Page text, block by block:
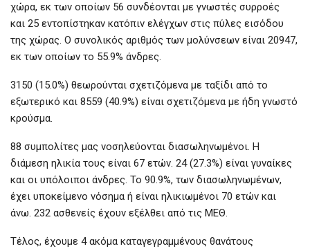
χώρα, εκ των οποίων 56 συνδέονται με γνωστές συρροές
και 25 εντοπίστηκαν κατόπιν ελέγχων στις πύλες εισόδου
της χώρας. Ο συνολικός αριθμός των μολύνσεων είναι 20947,
εκ των οποίων το 55.9% άνδρες.
3150 (15.0%) θεωρούνται σχετιζόμενα με ταξίδι από το
εξωτερικό και 8559 (40.9%) είναι σχετιζόμενα με ήδη γνωστό
κρούσμα.
88 συμπολίτες μας νοσηλεύονται διασωληνωμένοι. Η
διάμεση ηλικία τους είναι 67 ετών. 24 (27.3%) είναι γυναίκες
και οι υπόλοιποι άνδρες. To 90.9%, των διασωληνωμένων,
έχει υποκείμενο νόσημα ή είναι ηλικιωμένοι 70 ετών και
άνω. 232 ασθενείς έχουν εξέλθει από τις ΜΕΘ.
Τέλος, έχουμε 4 ακόμα καταγεγραμμένους θανάτους